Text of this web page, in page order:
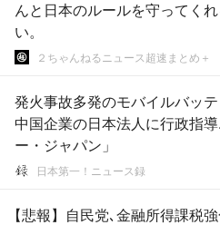
んと日本のルールを守ってく
い。
２ちゃんねるニュース超速まとめ＋
発火事故多発のモバイルバッテ
中国企業の日本法人に行政指
ー・ジャパン」
日本第一！ニュース録
【悲報】自民党､金融所得課税